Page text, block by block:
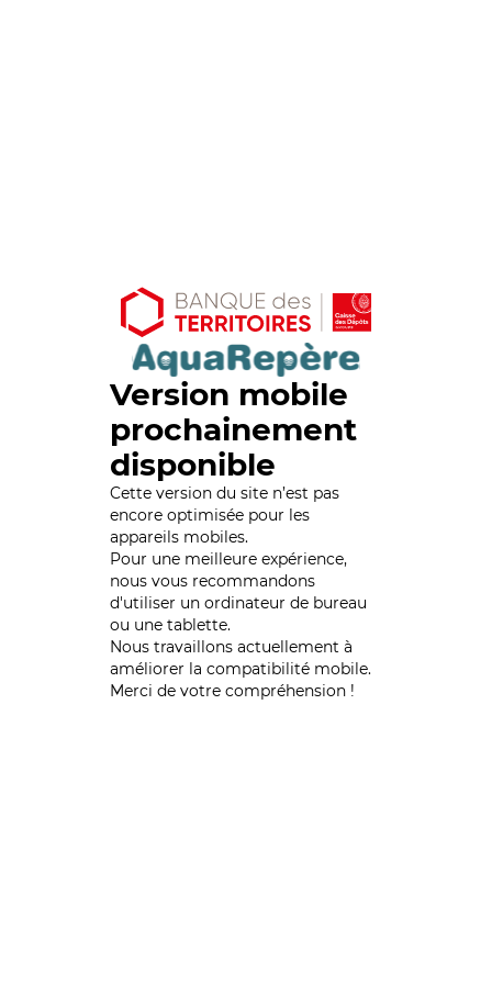
Version mobile
prochainement
disponible
Cette version du site n’est pas
encore optimisée pour les
appareils mobiles.
Pour une meilleure expérience,
nous vous recommandons
d'utiliser un ordinateur de bureau
ou une tablette.
Nous travaillons actuellement à
améliorer la compatibilité mobile.
Merci de votre compréhension !